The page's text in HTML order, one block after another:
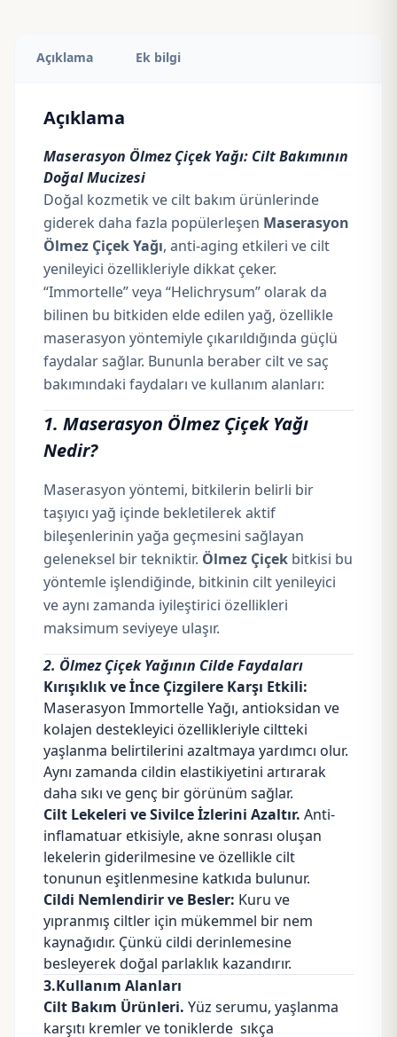
Açıklama Ek bilgi
Açıklama
Maserasyon Ölmez Çiçek Yağı: Cilt Bakımının
Doğal Mucizesi
Doğal kozmetik ve cilt bakım ürünlerinde
giderek daha fazla popülerleşen Maserasyon
Ölmez Çiçek Yağı, anti-aging etkileri ve cilt
yenileyici özellikleriyle dikkat çeker.
“Immortelle” veya “Helichrysum” olarak da
bilinen bu bitkiden elde edilen yağ, özellikle
maserasyon yöntemiyle çıkarıldığında güçlü
faydalar sağlar. Bununla beraber cilt ve saç
bakımındaki faydaları ve kullanım alanları:
1. Maserasyon Ölmez Çiçek Yağı
Nedir?
Maserasyon yöntemi, bitkilerin belirli bir
taşıyıcı yağ içinde bekletilerek aktif
bileşenlerinin yağa geçmesini sağlayan
geleneksel bir tekniktir. Ölmez Çiçek bitkisi bu
yöntemle işlendiğinde, bitkinin cilt yenileyici
ve aynı zamanda iyileştirici özellikleri
maksimum seviyeye ulaşır.
2. Ölmez Çiçek Yağının Cilde Faydaları
Kırışıklık ve İnce Çizgilere Karşı Etkili:
Maserasyon Immortelle Yağı, antioksidan ve
kolajen destekleyici özellikleriyle ciltteki
yaşlanma belirtilerini azaltmaya yardımcı olur.
Aynı zamanda cildin elastikiyetini artırarak
daha sıkı ve genç bir görünüm sağlar.
Cilt Lekeleri ve Sivilce İzlerini Azaltır. Anti-
inflamatuar etkisiyle, akne sonrası oluşan
lekelerin giderilmesine ve özellikle cilt
tonunun eşitlenmesine katkıda bulunur.
Cildi Nemlendirir ve Besler: Kuru ve
yıpranmış ciltler için mükemmel bir nem
kaynağıdır. Çünkü cildi derinlemesine
besleyerek doğal parlaklık kazandırır.
3.Kullanım Alanları
Cilt Bakım Ürünleri. Yüz serumu, yaşlanma
karşıtı kremlerve toniklerde sıkça